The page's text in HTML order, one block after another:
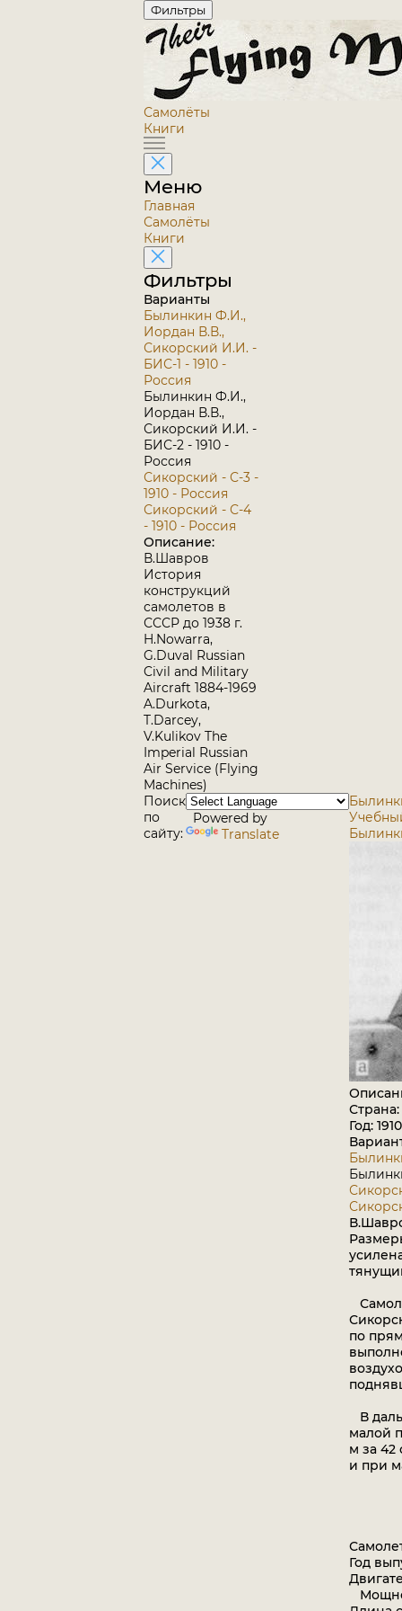
Фильтры
Самолёты
Книги
Меню
Главная
Самолёты
Книги
Фильтры
Варианты
Былинкин Ф.И.,
Иордан В.В.,
Сикорский И.И. -
БИС-1 - 1910 -
Россия
Былинкин Ф.И.,
Иордан В.В.,
Сикорский И.И. -
БИС-2 - 1910 -
Россия
Сикорский - С-3 -
1910 - Россия
Сикорский - С-4
- 1910 - Россия
Описание:
В.Шавров
История
конструкций
самолетов в
СССР до 1938 г.
H.Nowarra,
G.Duval Russian
Civil and Military
Aircraft 1884-1969
A.Durkota,
T.Darcey,
V.Kulikov The
Imperial Russian
Air Service (Flying
Machines)
Поиск
по
сайту:
Powered by
Translate
Год: 1910
по
В
малой
м за 42
и при
Год